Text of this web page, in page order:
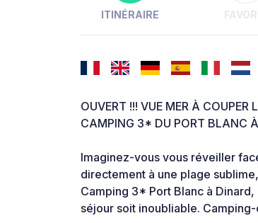
ITINÉRAIRE
OUVERT !!! VUE MER À COUPER
CAMPING 3* DU PORT BLANC
Imaginez-vous vous réveiller
directement à une plage
Camping 3* Port Blanc à
séjour soit inoubliable.